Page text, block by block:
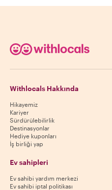
Withlocals Hakkında
Hikayemiz
Kariyer
Sürdürülebilirlik
Destinasyonlar
Hediye kuponları
İş birliği yap
Ev sahipleri
Ev sahibi yardım merkezi
Ev sahibi iptal politikası